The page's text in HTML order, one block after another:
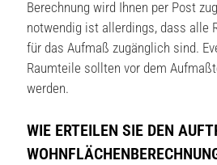
Berechnung wird Ihnen per Post
notwendig ist allerdings, dass alle
für das Aufmaß zugänglich sind.
Raumteile sollten vor dem
werden.
WIE ERTEILEN SIE DEN